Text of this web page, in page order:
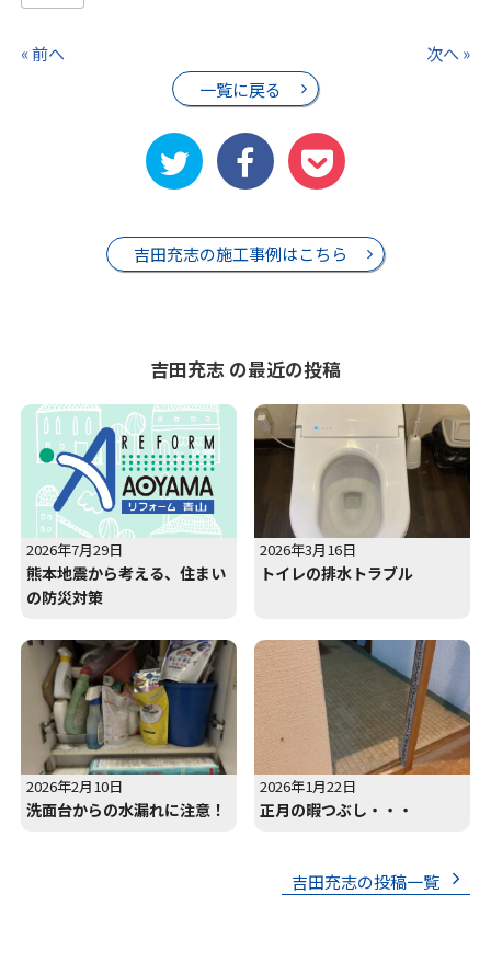
« 前へ
一覧に戻る
次へ »
吉田充志の施工事例はこちら
吉田充志 の最近の投稿
2026年7月29日
熊本地震から考える、住まい
の防災対策
2026年3月16日
トイレの排水トラブル
2026年2月10日
洗面台からの水漏れに注意！
2026年1月22日
正月の暇つぶし・・・
吉田充志の投稿一覧